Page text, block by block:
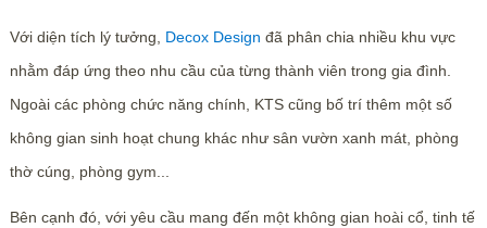
Với diện tích lý tưởng, Decox Design đã phân chia nhiều khu vực
nhằm đáp ứng theo nhu cầu của từng thành viên trong gia đình.
Ngoài các phòng chức năng chính, KTS cũng bố trí thêm một số
không gian sinh hoạt chung khác như sân vườn xanh mát, phòng
thờ cúng, phòng gym...
Bên cạnh đó, với yêu cầu mang đến một không gian hoài cổ, tinh tế